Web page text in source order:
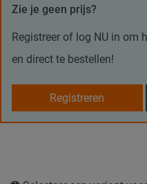
Zie je geen prijs?
Registreer of log NU in om
en direct te bestellen!
Registreren